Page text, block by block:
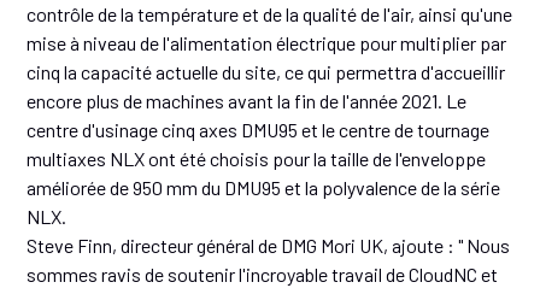
contrôle de la température et de la qualité de l'air, ainsi qu'une
mise à niveau de l'alimentation électrique pour multiplier par
cinq la capacité actuelle du site, ce qui permettra d'accueillir
encore plus de machines avant la fin de l'année 2021. Le
centre d'usinage cinq axes DMU95 et le centre de tournage
multiaxes NLX ont été choisis pour la taille de l'enveloppe
améliorée de 950 mm du DMU95 et la polyvalence de la série
NLX.
Steve Finn, directeur général de DMG Mori UK, ajoute : " Nous
sommes ravis de soutenir l'incroyable travail de CloudNC et